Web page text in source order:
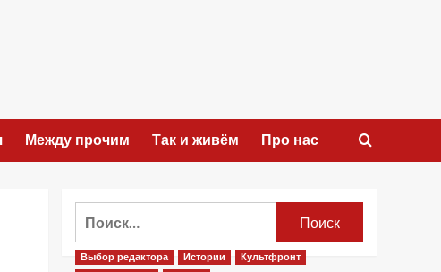
Между прочим Так и живём Про нас
Выбор редактора Истории
Культфронт